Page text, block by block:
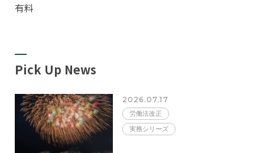
有料
Pick Up News
2026.07.17
労働法改正
実務シリーズ